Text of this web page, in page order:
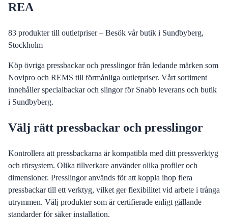
REA
83 produkter till outletpriser – Besök vår butik i Sundbyberg,
Stockholm
Köp övriga pressbackar och presslingor från ledande märken som
Novipro och REMS till förmånliga outletpriser. Vårt sortiment
innehåller specialbackar och slingor för Snabb leverans och butik
i Sundbyberg.
Välj rätt pressbackar och presslingor
Kontrollera att pressbackarna är kompatibla med ditt pressverktyg
och rörsystem. Olika tillverkare använder olika profiler och
dimensioner. Presslingor används för att koppla ihop flera
pressbackar till ett verktyg, vilket ger flexibilitet vid arbete i trånga
utrymmen. Välj produkter som är certifierade enligt gällande
standarder för säker installation.